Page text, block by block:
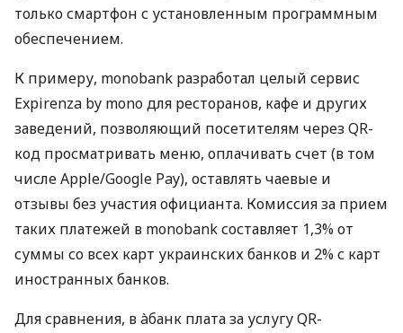
только смартфон с установленным программным
обеспечением.
К примеру, monobank разработал целый сервис
Expirenza by mono для ресторанов, кафе и других
заведений, позволяющий посетителям через QR-
код просматривать меню, оплачивать счет (в том
числе Apple/Google Pay), оставлять чаевые и
отзывы без участия официанта. Комиссия за прием
таких платежей в monobank составляет 1,3% от
суммы со всех карт украинских банков и 2% с карт
иностранных банков.
Для сравнения, в àбанк плата за услугу QR-